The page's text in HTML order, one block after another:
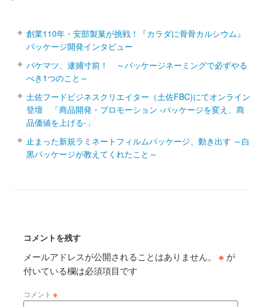
創業110年・安部製菓が挑戦！『カラダに骨骨カルシウム』
パッケージ開発インタビュー
パケマツ、逮捕寸前！ ～パッケージネーミングで必ずやる
べき1つのこと～
土佐フードビジネスクリエイター（土佐FBC)にてオンライン
登壇 「商品開発・プロモーション ‐パッケージを変え、商
品価値を上げる‐」
止まった新規ラミネートフィルムパッケージ、動き出す ～白
黒パッケージが教えてくれたこと～
コメントを残す
メールアドレスが公開されることはありません。 ※ が
付いている欄は必須項目です
コメント ※